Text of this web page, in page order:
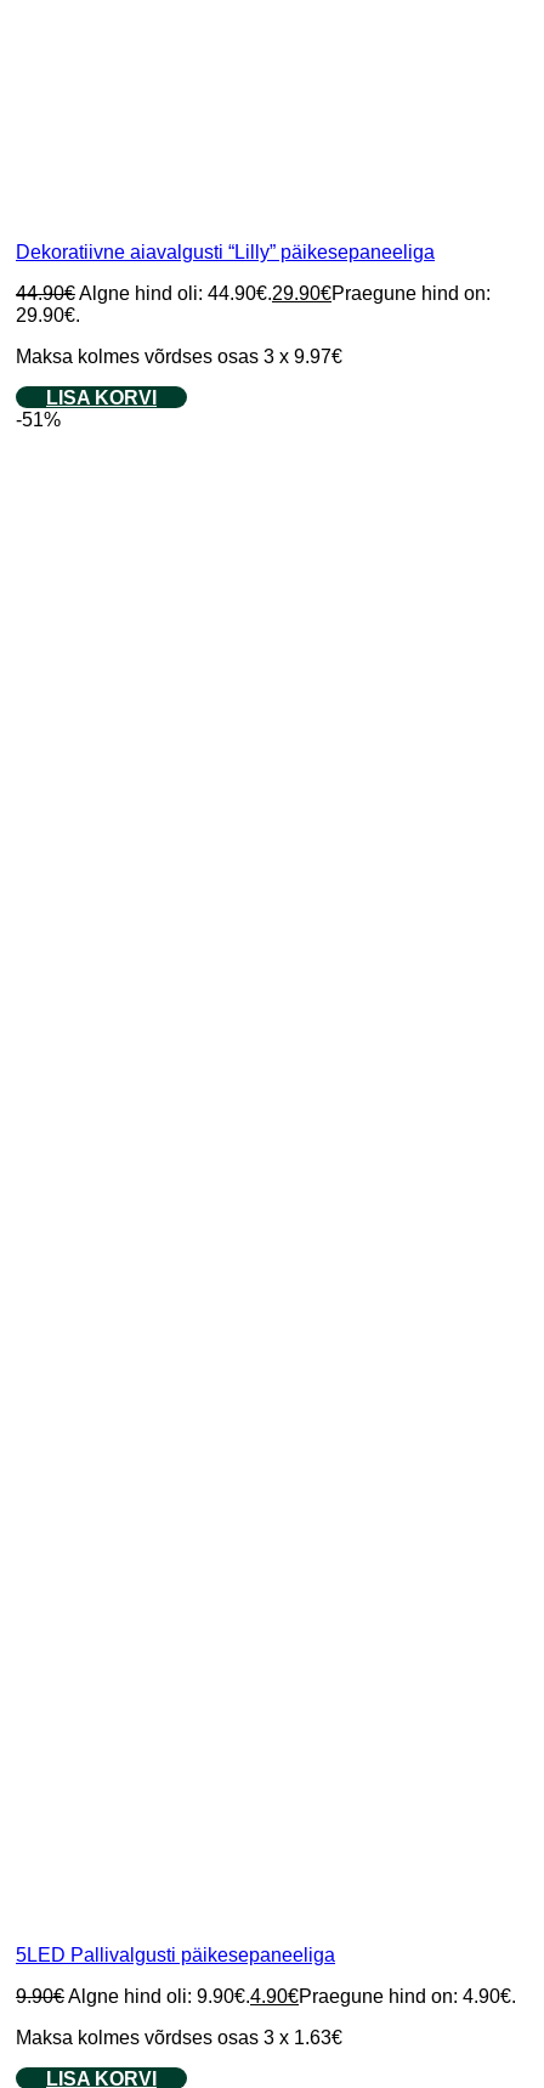
Dekoratiivne aiavalgusti “Lilly” päikesepaneeliga
44.90€Algne hind oli: 44.90€.29.90€Praegune hind on:
29.90€.
Maksa kolmes võrdses osas 3 x 9.97€
LISA KORVI
-51%
5LED Pallivalgusti päikesepaneeliga
9.90€Algne hind oli: 9.90€.4.90€Praegune hind on: 4.90€.
Maksa kolmes võrdses osas 3 x 1.63€
LISA KORVI